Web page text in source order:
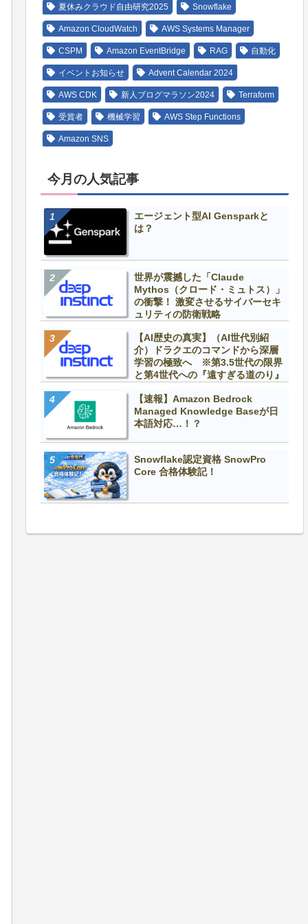
夏休みクラウド自由研究2025 Snowflake
Amazon CloudWatch AWS Systems Manager
CSPM Amazon EventBridge RAG 自動化
イベントお知らせ Advent Calendar 2024
AWS CDK 新人ブログマラソン2024 Terraform
受賞者 機械学習 AWS Step Functions
Amazon SNS
今月の人気記事
エージェント型AI Gensparkと
は？
世界が震撼した「Claude
Mythos（クロード・ミュトス）」
の衝撃！ 激変させるサイバーセキ
ュリティの防衛戦略
【AI歴史の真実】（AI世代別紹
介）ドラクエのコマンドから深層
学習の極致へ ※第3.5世代の限界
と第4世代への『遠すぎる道のり』
【速報】Amazon Bedrock
Managed Knowledge Baseが日
本語対応…！？
Snowflake認定資格 SnowPro
Core 合格体験記！